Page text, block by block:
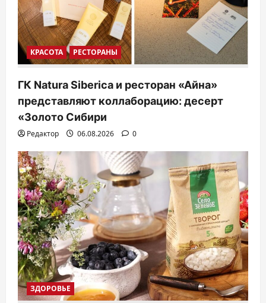
КРАСОТА РЕСТОРАНЫ
ГК Natura Siberica и ресторан «Айна»
представляют коллаборацию: десерт
«Золото Сибири
Редактор 06.08.2026 0
ЗДОРОВЬЕ